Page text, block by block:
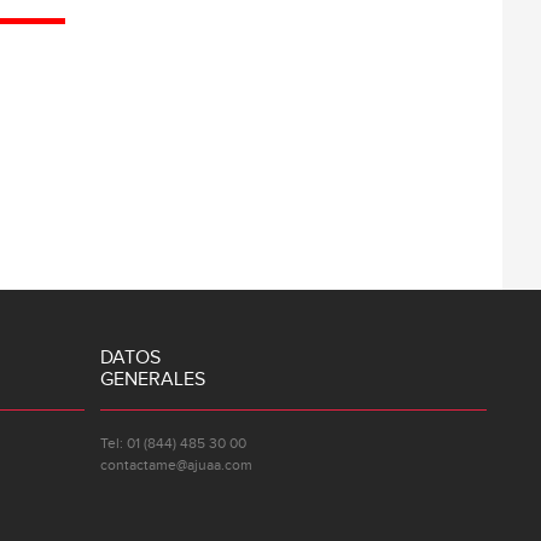
DATOS
GENERALES
Tel: 01 (844) 485 30 00
contactame@ajuaa.com